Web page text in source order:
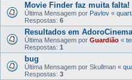
Movie Finder faz muita falta!
Última Mensagem por Pavlov «
Respostas: 6
Resultados em AdoroCinema
Última Mensagem por Guardião «
Respostas: 1
bug
Última Mensagem por Skullman «
Respostas: 3